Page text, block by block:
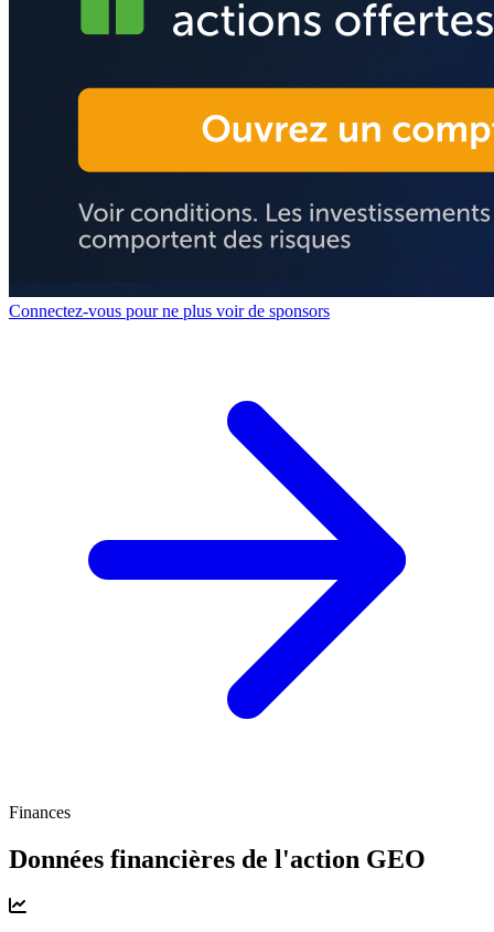
Connectez-vous pour ne plus voir de sponsors
Finances
Données financières de l'action GEO